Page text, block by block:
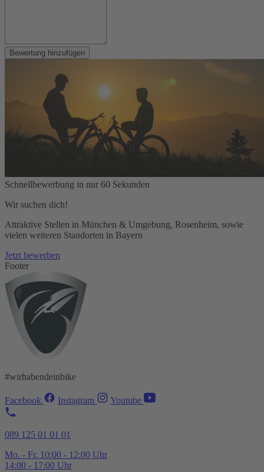
Bewertung hinzufügen
Schnellbewerbung in nur 60 Sekunden
Wir suchen dich!
Attraktive Stellen in München & Umgebung, Rosenheim, sowie
vielen weiteren Standorten in Bayern
Jetzt bewerben
Footer
#wirhabendeinbike
Facebook Instagram Youtube
089 125 01 01 01
Mo. - Fr. 10:00 - 12:00 Uhr
14:00 - 17:00 Uhr